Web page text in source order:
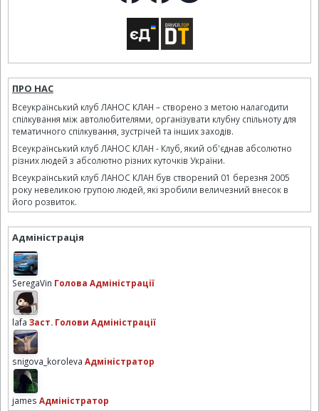
ПРО НАС
Всеукраїнський клуб ЛАНОС КЛАН – створено з метою налагодити
спілкування між автолюбителями, організувати клубну спільноту для
тематичного спілкування, зустрічей та інших заходів.
Всеукраїнський клуб ЛАНОС КЛАН - Клуб, який об'єднав абсолютно
різних людей з абсолютно різних куточків України.
Всеукраїнський клуб ЛАНОС КЛАН був створений 01 березня 2005
року невеликою групою людей, які зробили величезний внесок в
його розвиток.
Адміністрація
SeregaVin Голова Адміністрації
lafa Заст. Голови Адміністрації
snigova_koroleva Адміністратор
james Адміністратор